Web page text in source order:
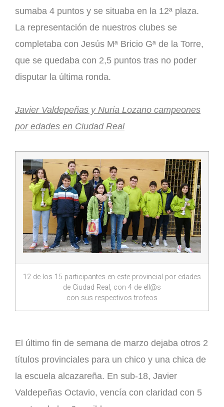
sumaba 4 puntos y se situaba en la 12ª plaza.
La representación de nuestros clubes se
completaba con Jesús Mª Bricio Gª de la Torre,
que se quedaba con 2,5 puntos tras no poder
disputar la última ronda.
Javier Valdepeñas y Nuria Lozano campeones
por edades en Ciudad Real
12 de los 15 participantes en este provincial por edades
de Ciudad Real, con 4 de ell@s
con sus respectivos trofeos
El último fin de semana de marzo dejaba otros 2
títulos provinciales para un chico y una chica de
la escuela alcazareña. En sub-18, Javier
Valdepeñas Octavio, vencía con claridad con 5